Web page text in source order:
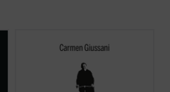
recoge cerca de un centenar de
vida, compartieron un tramo de camino con
él. Un libro único y precioso que, con motivo
del centenario del nacimiento del fundador